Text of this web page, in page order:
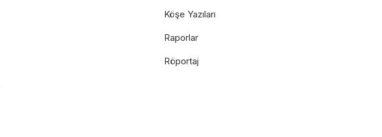
Köşe Yazıları
Raporlar
Röportaj